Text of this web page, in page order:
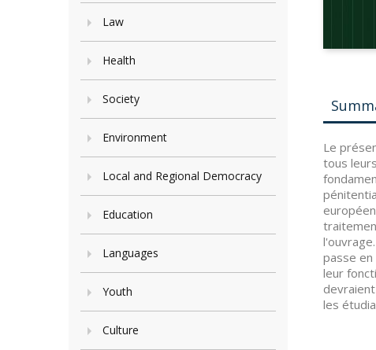
Law
Health
Society
Environment
Local and Regional Democracy
Education
Languages
Youth
Culture
Le
tous
passe
leur
les